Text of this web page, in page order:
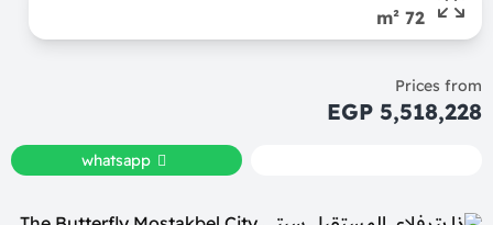
72 m²
Prices from
5,518,228 EGP
whatsapp